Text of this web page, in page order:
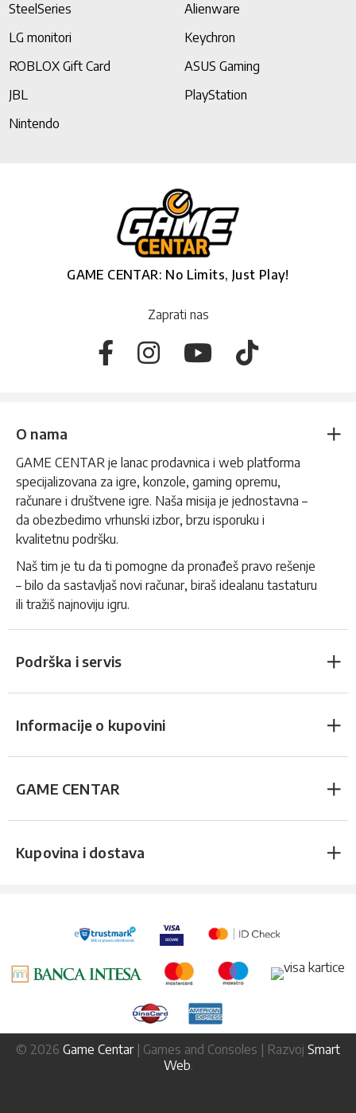
SteelSeries
Alienware
LG monitori
Keychron
ROBLOX Gift Card
ASUS Gaming
JBL
PlayStation
Nintendo
GAME CENTAR: No Limits, Just Play!
Zaprati nas
O nama
GAME CENTAR je lanac prodavnica i web platforma
specijalizovana za igre, konzole, gaming opremu,
računare i društvene igre. Naša misija je jednostavna –
da obezbedimo vrhunski izbor, brzu isporuku i
kvalitetnu podršku.
Naš tim je tu da ti pomogne da pronađeš pravo rešenje
– bilo da sastavljaš novi računar, biraš idealanu tastaturu
ili tražiš najnoviju igru.
Podrška i servis
Informacije o kupovini
GAME CENTAR
Kupovina i dostava
© 2026 Game Centar| Games and Consoles | Razvoj Smart
Web.